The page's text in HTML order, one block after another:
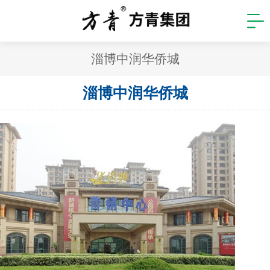
淄博中润华侨城
淄博中润华侨城